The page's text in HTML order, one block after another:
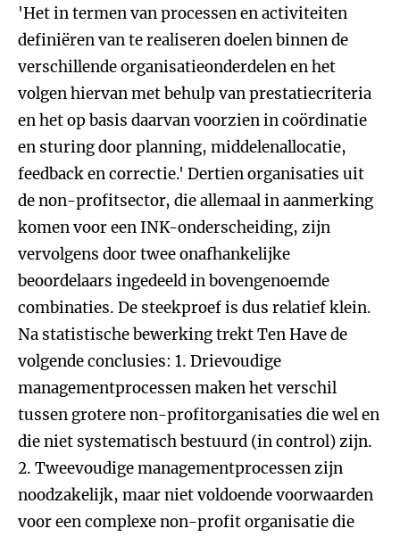
'Het in termen van processen en activiteiten
definiëren van te realiseren doelen binnen de
verschillende organisatieonderdelen en het
volgen hiervan met behulp van prestatiecriteria
en het op basis daarvan voorzien in coördinatie
en sturing door planning, middelenallocatie,
feedback en correctie.' Dertien organisaties uit
de non-profitsector, die allemaal in aanmerking
komen voor een INK-onderscheiding, zijn
vervolgens door twee onafhankelijke
beoordelaars ingedeeld in bovengenoemde
combinaties. De steekproef is dus relatief klein.
Na statistische bewerking trekt Ten Have de
volgende conclusies: 1. Drievoudige
managementprocessen maken het verschil
tussen grotere non-profitorganisaties die wel en
die niet systematisch bestuurd (in control) zijn.
2. Tweevoudige managementprocessen zijn
noodzakelijk, maar niet voldoende voorwaarden
voor een complexe non-profit organisatie die